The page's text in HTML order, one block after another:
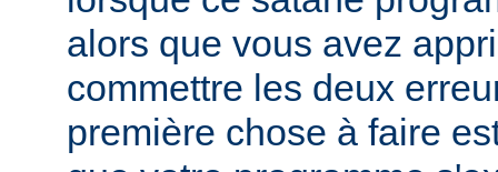
alors que vous avez
commettre les deux
première chose à faire